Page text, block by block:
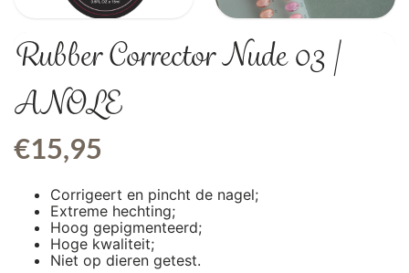
Rubber Corrector Nude 03 |
ANOLE
€15,95
Corrigeert en pincht de nagel;
Extreme hechting;
Hoog gepigmenteerd;
Hoge kwaliteit;
Niet op dieren getest.